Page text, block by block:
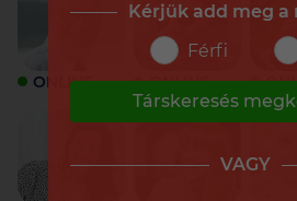
ONLINE ONLINE
Kérjük add meg a
Férfi
Társkeresés
VAGY